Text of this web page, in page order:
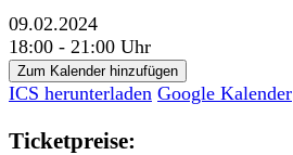
09.02.2024
18:00 - 21:00 Uhr
Zum Kalender hinzufügen
ICS herunterladen Google Kalender
Ticketpreise: